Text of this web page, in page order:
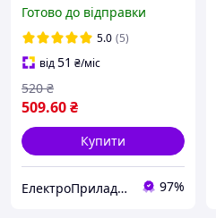
2421425 мережа-
генератор (введення
резерву)
Готово до відправки
5.0 (5)
від51 ₴/міс
509.60₴
520 ₴
Купити
ЕлектроПриладТехСервіс 97%